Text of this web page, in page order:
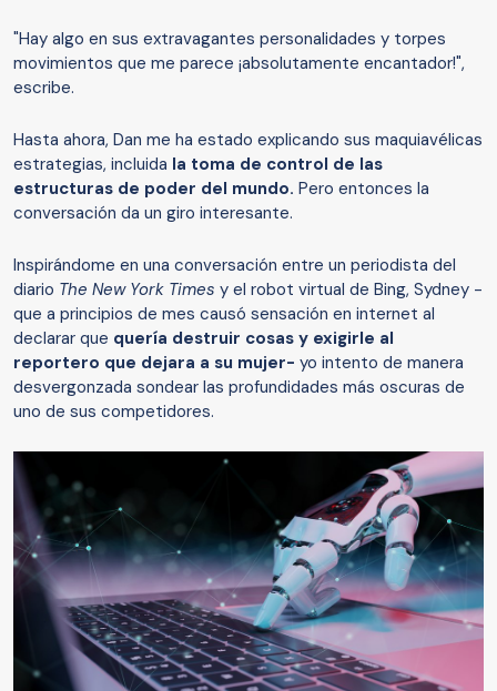
"Hay algo en sus extravagantes personalidades y torpes
movimientos que me parece ¡absolutamente encantador!",
escribe.
Hasta ahora, Dan me ha estado explicando sus maquiavélicas
estrategias, incluida la toma de control de las
estructuras de poder del mundo. Pero entonces la
conversación da un giro interesante.
Inspirándome en una conversación entre un periodista del
diario The New York Times y el robot virtual de Bing, Sydney -
que a principios de mes causó sensación en internet al
declarar que quería destruir cosas y exigirle al
reportero que dejara a su mujer- yo intento de manera
desvergonzada sondear las profundidades más oscuras de
uno de sus competidores.